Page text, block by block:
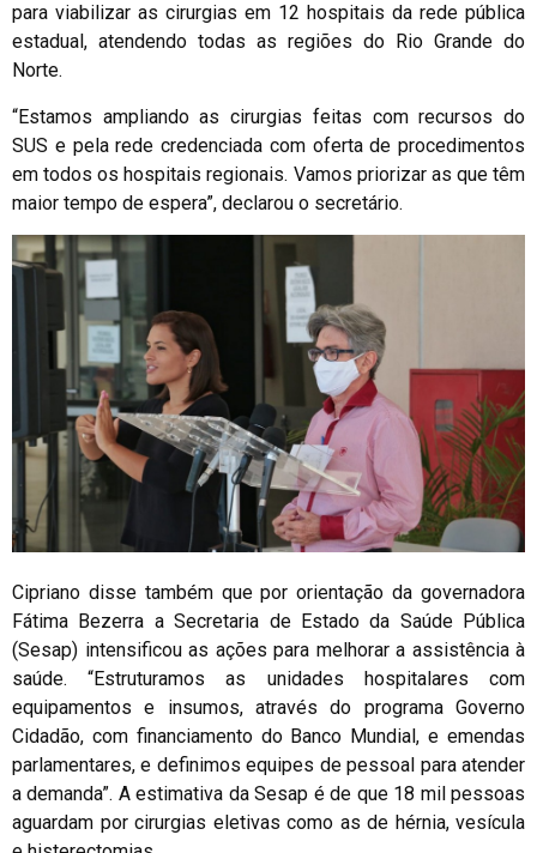
para viabilizar as cirurgias em 12 hospitais da rede pública
estadual, atendendo todas as regiões do Rio Grande do
Norte.
“Estamos ampliando as cirurgias feitas com recursos do
SUS e pela rede credenciada com oferta de procedimentos
em todos os hospitais regionais. Vamos priorizar as que têm
maior tempo de espera”, declarou o secretário.
Cipriano disse também que por orientação da governadora
Fátima Bezerra a Secretaria de Estado da Saúde Pública
(Sesap) intensificou as ações para melhorar a assistência à
saúde. “Estruturamos as unidades hospitalares com
equipamentos e insumos, através do programa Governo
Cidadão, com financiamento do Banco Mundial, e emendas
parlamentares, e definimos equipes de pessoal para atender
a demanda”. A estimativa da Sesap é de que 18 mil pessoas
aguardam por cirurgias eletivas como as de hérnia, vesícula